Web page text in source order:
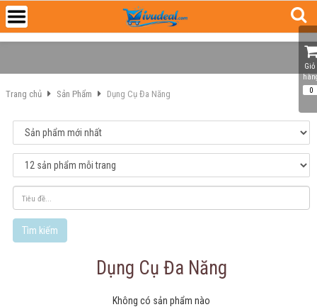
Trang chủ Sản Phẩm Dụng Cụ Đa Năng
Tìm kiếm
Dụng Cụ Đa Năng
Không có sản phẩm nào
Giỏ
0